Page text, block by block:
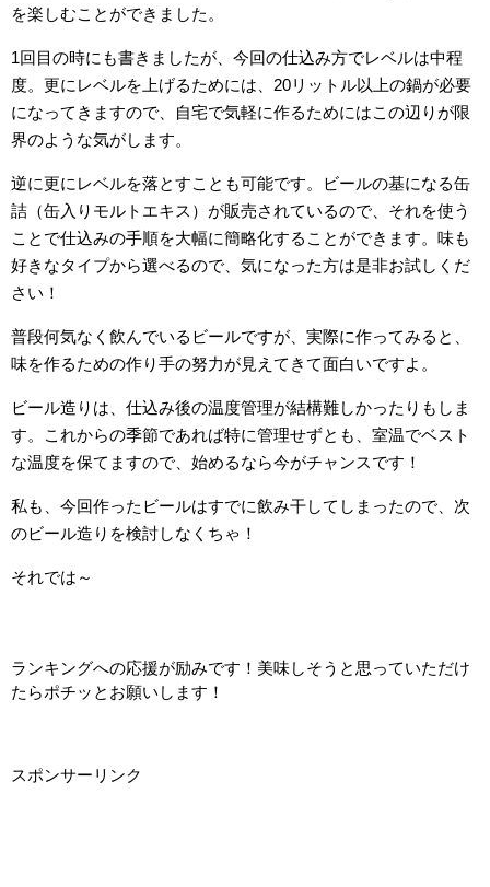
を楽しむことができました。
1回目の時にも書きましたが、今回の仕込み方でレベルは中程
度。更にレベルを上げるためには、20リットル以上の鍋が必要
になってきますので、自宅で気軽に作るためにはこの辺りが限
界のような気がします。
逆に更にレベルを落とすことも可能です。ビールの基になる缶
詰（缶入りモルトエキス）が販売されているので、それを使う
ことで仕込みの手順を大幅に簡略化することができます。味も
好きなタイプから選べるので、気になった方は是非お試しくだ
さい！
普段何気なく飲んでいるビールですが、実際に作ってみると、
味を作るための作り手の努力が見えてきて面白いですよ。
ビール造りは、仕込み後の温度管理が結構難しかったりもしま
す。これからの季節であれば特に管理せずとも、室温でベスト
な温度を保てますので、始めるなら今がチャンスです！
私も、今回作ったビールはすでに飲み干してしまったので、次
のビール造りを検討しなくちゃ！
それでは～
ランキングへの応援が励みです！美味しそうと思っていただけ
たらポチッとお願いします！
スポンサーリンク